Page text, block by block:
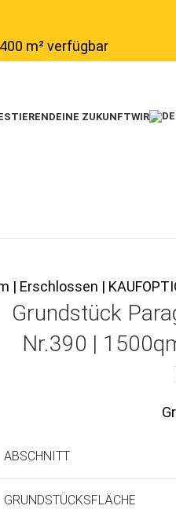
m² verfügbar
DEINE ZUKUNFTWIR
|
Grundstück
Nr.390 |
ABSCHNITT
GRUNDSTÜCKSFLÄCHE